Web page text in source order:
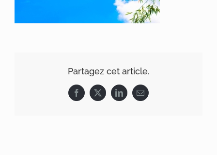
Partagez cet article.
Facebook
X LinkedInEmail